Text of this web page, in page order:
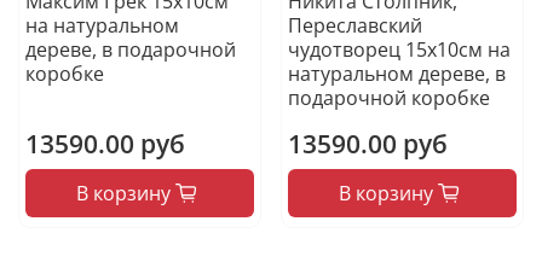
на натуральном
дереве, в подарочной
коробке
13590.00 руб
В корзину
Переславский
чудотворец 15х10см на
натуральном дереве, в
подарочной коробке
13590.00 руб
В корзину